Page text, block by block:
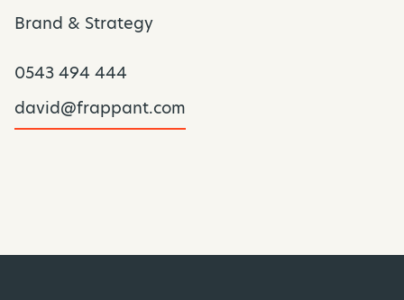
Brand & Strategy
0543 494 444
david@frappant.com